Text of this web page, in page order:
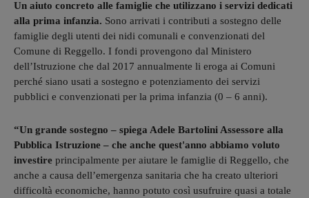
Un aiuto concreto alle famiglie che utilizzano i servizi dedicati
alla prima infanzia. Sono arrivati i contributi a sostegno delle
famiglie degli utenti dei nidi comunali e convenzionati del
Comune di Reggello. I fondi provengono dal Ministero
dell’Istruzione che dal 2017 annualmente li eroga ai Comuni
perché siano usati a sostegno e potenziamento dei servizi
pubblici e convenzionati per la prima infanzia (0 – 6 anni).
“Un grande sostegno – spiega Adele Bartolini Assessore alla
Pubblica Istruzione – che anche quest'anno abbiamo voluto
investire principalmente per aiutare le famiglie di Reggello, che
anche a causa dell’emergenza sanitaria che ha creato ulteriori
difficoltà economiche, hanno potuto così usufruire quasi a totale